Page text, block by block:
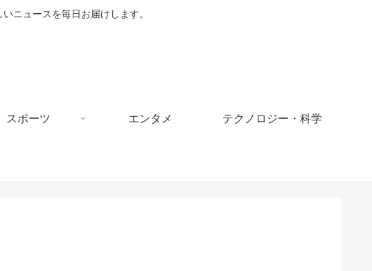
ニュースを毎日お届けします。
スポーツ エンタメ テクノロジー・科学